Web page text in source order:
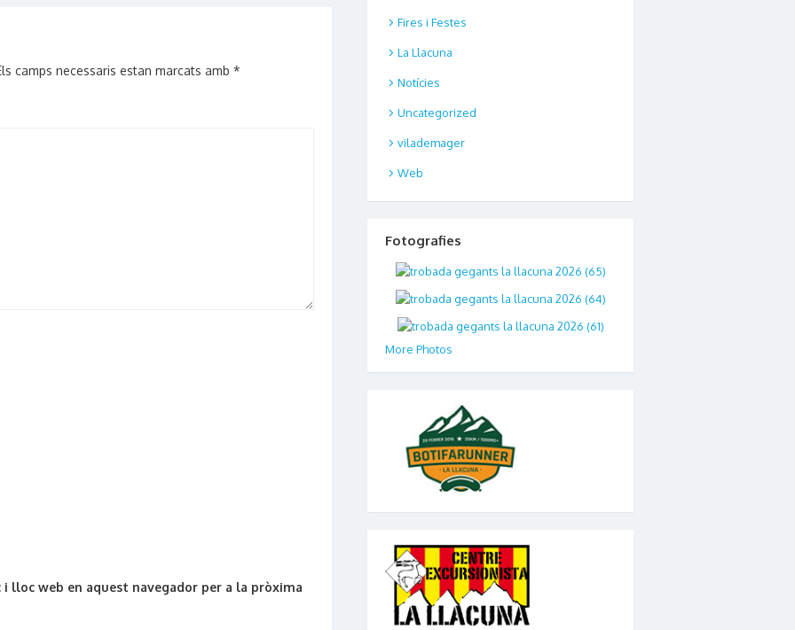
camps necessaris estan marcats amb *
lloc web en aquest navegador per a la pròxima
Fires i Festes
La Llacuna
Notícies
Uncategorized
vilademager
Web
Fotografies
More Photos